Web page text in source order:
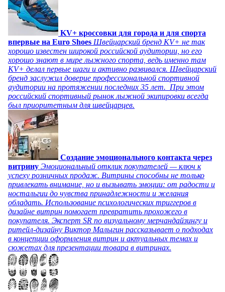
KV+ кроссовки для города и для спорта
впервые на Euro Shoes Швейцарский бренд KV+ не так
хорошо известен широкой российской аудитории, но его
хорошо знают в мире лыжного спорта, ведь именно там
KV+ делал первые шаги и активно развивался. Швейцарский
бренд заслужил доверие профессиональной спортивной
аудитории на протяжении последних 35 лет. При этом
российский спортивный рынок лыжной экипировки всегда
был приоритетным для швейцарцев.
Создание эмоционального контакта через
витрину Эмоциональный отклик покупателей — ключ к
успеху розничных продаж. Витрины способны не только
привлекать внимание, но и вызывать эмоции: от радости и
ностальгии до чувства принадлежности и желания
обладать. Использование психологических триггеров в
дизайне витрин помогает превратить прохожего в
покупателя. Эксперт SR по визуальному мерчандайзингу и
ритейл-дизайну Виктор Малыгин рассказывает о подходах
в концепции оформления витрин и актуальных темах и
сюжетах для презентации товара в витринах.